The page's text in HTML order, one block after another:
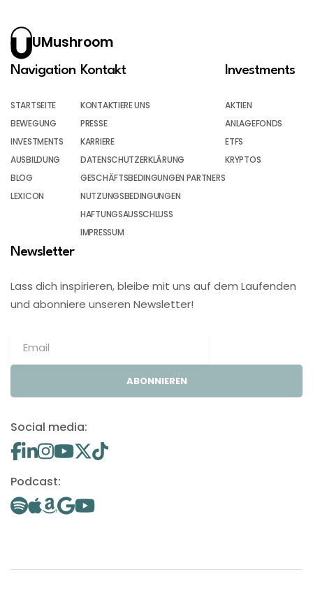
UMushroom
Navigation
STARTSEITE
BEWEGUNG
INVESTMENTS
AUSBILDUNG
BLOG
LEXICON
Kontakt
KONTAKTIERE UNS
PRESSE
KARRIERE
DATENSCHUTZERKLÄRUNG
GESCHÄFTSBEDINGUNGEN PARTNERS
NUTZUNGSBEDINGUNGEN
HAFTUNGSAUSSCHLUSS
IMPRESSUM
Investments
AKTIEN
ANLAGEFONDS
ETFS
KRYPTOS
Newsletter
Lass dich inspirieren, bleibe mit uns auf dem Laufenden
und abonniere unseren Newsletter!
ABONNIEREN
Social media:
Podcast: